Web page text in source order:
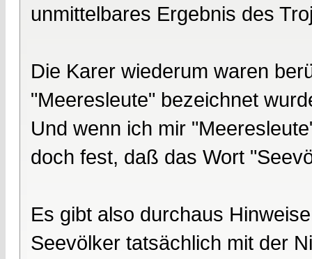
unmittelbares Ergebnis des
Die Karer wiederum waren
"Meeresleute" bezeichnet
Und wenn ich mir
doch fest, daß das Wort
Es gibt also durchaus
Seevölker tatsächlich mit der